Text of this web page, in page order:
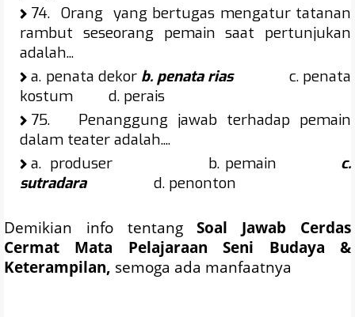
74. Orang yang bertugas mengatur tatanan
rambut seseorang pemain saat pertunjukan
adalah...
a. penata dekor b. penata riasc. penata
kostum d. perais
75.
Penanggung jawab terhadap pemain
dalam teater adalah....
a. produser b. pemain c.
sutradarad. penonton
Demikian info tentangSoal Jawab Cerdas
Cermat Mata Pelajaraan Seni Budaya &
Keterampilan, semoga ada manfaatnya